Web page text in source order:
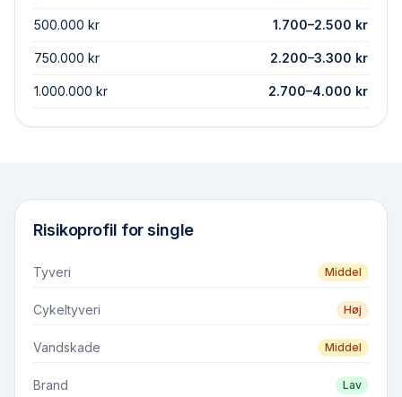
500.000 kr 1.700–2.500 kr
750.000 kr 2.200–3.300 kr
1.000.000 kr 2.700–4.000 kr
Risikoprofil forsingle
Tyveri Middel
Cykeltyveri Høj
Vandskade Middel
Brand Lav